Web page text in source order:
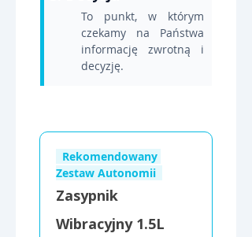
To punkt, w którym
czekamy na Państwa
informację zwrotną i
decyzję.
Zestaw Autonomii
Zasypnik
Wibracyjny 1.5L